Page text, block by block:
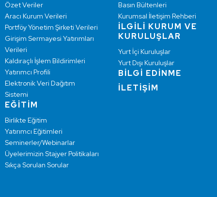
Özet Veriler
Aracı Kurum Verileri
Portföy Yönetim Şirketi Verileri
Girişim Sermayesi Yatırımları
Verileri
Kaldıraçlı İşlem Bildirimleri
Yatırımcı Profili
Elektronik Veri Dağıtım
Sistemi
EĞİTİM
Birlikte Eğitim
Yatırımcı Eğitimleri
Seminerler/Webinarlar
Üyelerimizin Stajyer Politikaları
Sıkça Sorulan Sorular
Basın Bültenleri
Kurumsal İletişim Rehberi
İLGİLİ KURUM VE
KURULUŞLAR
Yurt İçi Kuruluşlar
Yurt Dışı Kuruluşlar
BİLGİ EDİNME
İLETİŞİM